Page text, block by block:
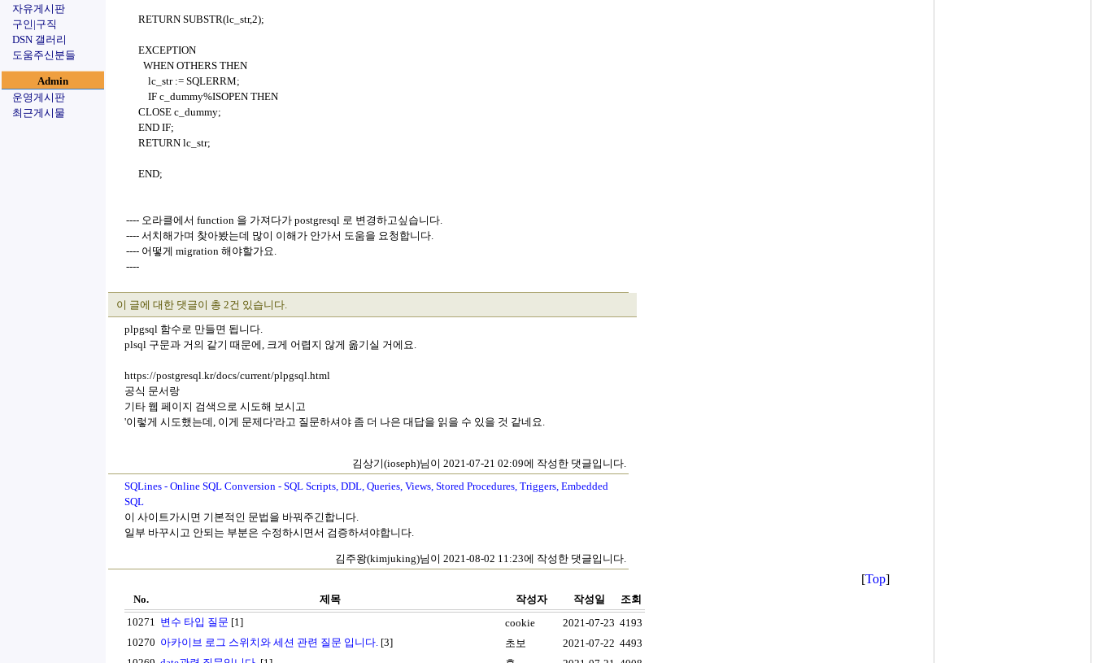
자유게시판
구인|구직
DSN 갤러리
도움주신분들
Admin
운영게시판
최근게시물
RETURN SUBSTR(lc_str,2);
EXCEPTION
WHEN OTHERS THEN
lc_str := SQLERRM;
IF c_dummy%ISOPEN THEN
CLOSE c_dummy;
END IF;
RETURN lc_str;
END;
---- 오라클에서 function 을 가져다가 postgresql 로 변경하고싶습니다.
---- 서치해가며 찾아봤는데 많이 이해가 안가서 도움을 요청합니다.
---- 어떻게 migration 해야할가요.
----
이 글에 대한 댓글이 총 2건 있습니다.
plpgsql 함수로 만들면 됩니다.
plsql 구문과 거의 같기 때문에, 크게 어렵지 않게 옮기실 거에요.
https://postgresql.kr/docs/current/plpgsql.html
공식 문서랑
기타 웹 페이지 검색으로 시도해 보시고
'이렇게 시도했는데, 이게 문제다'라고 질문하셔야 좀 더 나은 대답을 읽을 수 있을 것 같네요.
김상기(ioseph)님이 2021-07-21 02:09에 작성한 댓글입니다.
SQLines - Online SQL Conversion - SQL Scripts, DDL, Queries, Views, Stored Procedures, Triggers, Embedded
SQL
이 사이트가시면 기본적인 문법을 바꿔주긴합니다.
일부 바꾸시고 안되는 부분은 수정하시면서 검증하셔야합니다.
김주왕(kimjuking)님이 2021-08-02 11:23에 작성한 댓글입니다.
[Top]
No. 제목 작성자 작성일
조회
10271 변수 타입 질문 [1] cookie 2021-07-23 4193
10270 아카이브 로그 스위치와 세션 관련 질문 입니다. [3] 초보 2021-07-22 4493